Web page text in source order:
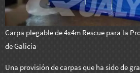
Carpa plegable de 4x4m Rescue para la
de Galicia
Una provisión de carpas que ha sido de